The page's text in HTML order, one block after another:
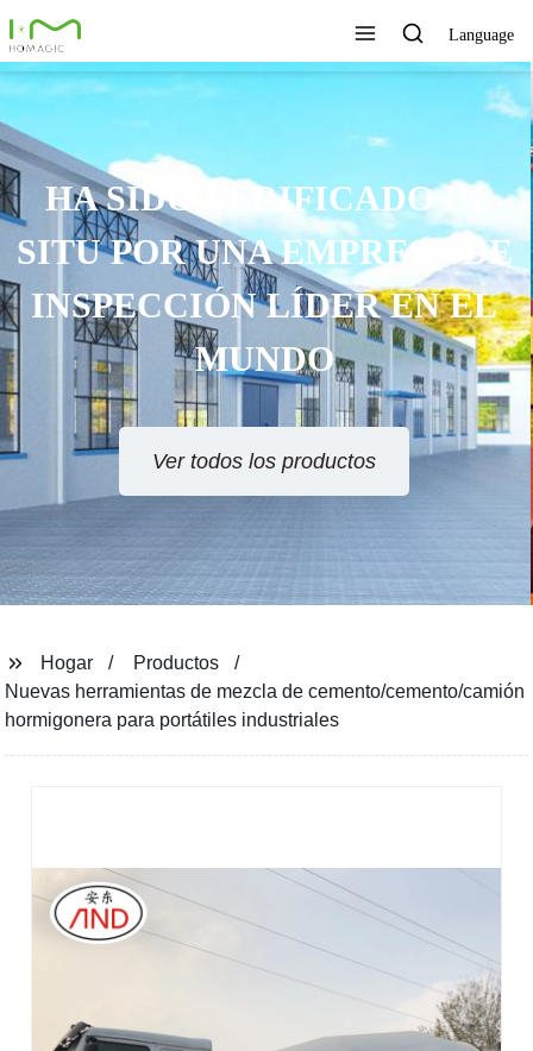
Language
TECNOLOGÍA ÚNICA,
EXCELENTE CALIDAD,
SERVICIO RÁPIDO
Ver todos los productos
Hogar
Productos
Nuevas herramientas de mezcla de cemento/cemento/camión
hormigonera para portátiles industriales